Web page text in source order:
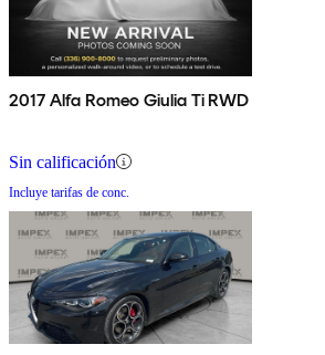
2017 Alfa Romeo Giulia Ti RWD
Sin calificación
Incluye tarifas de conc.